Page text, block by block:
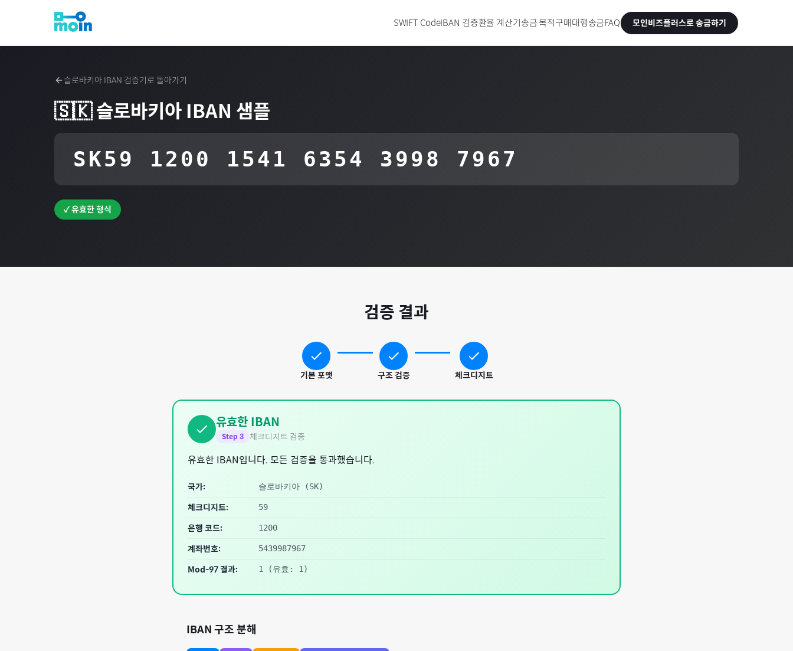
SWIFT CodeIBAN 검증환율 계산기송금 목적구매대행송금FAQ 모인비즈플러스로 송금하기
슬로바키아 IBAN 검증기로 돌아가기
🇸🇰 슬로바키아 IBAN 샘플
SK59 1200 1541 6354 3998 7967
✓ 유효한 형식
검증 결과
기본 포맷 구조 검증 체크디지트
유효한 IBAN
Step 3 체크디지트 검증
유효한 IBAN입니다. 모든 검증을 통과했습니다.
국가: 슬로바키아 (SK)
체크디지트: 59
은행 코드: 1200
계좌번호: 5439987967
Mod-97 결과: 1 (유효: 1)
IBAN 구조 분해